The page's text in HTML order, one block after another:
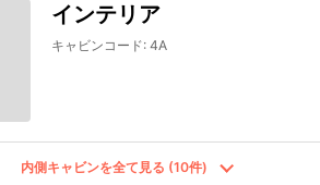
インテリア
キャビンコード: 4A
内側キャビンを全て見る (10件)